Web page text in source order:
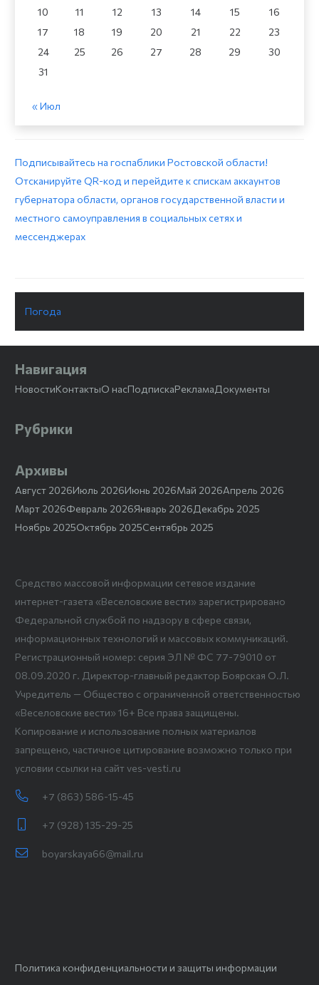
10
11 12 13 14 15
16
17
18 19 20 21 22
23
24
25 26 27 28 29
30
31
« Июл
Подписывайтесь на госпаблики Ростовской области!
Отсканируйте QR-код и перейдите к спискам аккаунтов
губернатора области, органов государственной власти и
местного самоуправления в социальных сетях и
мессенджерах
Погода
Навигация
НовостиКонтактыО насПодпискаРекламаДокументы
Рубрики
Архивы
Август 2026Июль 2026Июнь 2026Май 2026Апрель 2026
Март 2026Февраль 2026Январь 2026Декабрь 2025
Ноябрь 2025Октябрь 2025Сентябрь 2025
Средство массовой информации сетевое издание
интернет-газета «Веселовские вести» зарегистрировано
Федеральной службой по надзору в сфере связи,
информационных технологий и массовых коммуникаций.
Регистрационный номер: серия ЭЛ № ФС 77-79010 от
08.09.2020 г. Директор-главный редактор Боярская О.Л.
Учредитель — Общество с ограниченной ответственностью
«Веселовские вести» 16+ Все права защищены.
Копирование и использование полных материалов
запрещено, частичное цитирование возможно только при
условии ссылки на сайт ves-vesti.ru
+7 (863) 586-15-45
+7 (928) 135-29-25
boyarskaya66@mail.ru
Политика конфиденциальности и защиты информации